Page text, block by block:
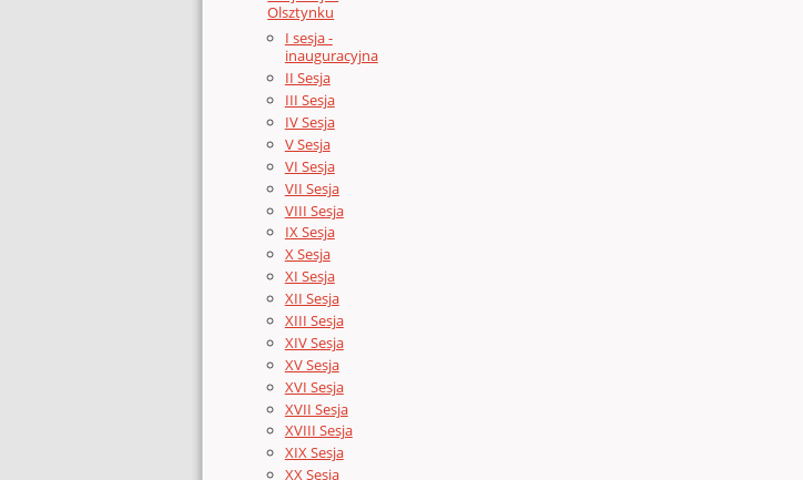
Olsztynku
I sesja -
inauguracyjna
II Sesja
III Sesja
IV Sesja
V Sesja
VI Sesja
VII Sesja
VIII Sesja
IX Sesja
X Sesja
XI Sesja
XII Sesja
XIII Sesja
XIV Sesja
XV Sesja
XVI Sesja
XVII Sesja
XVIII Sesja
XIX Sesja
XX Sesja